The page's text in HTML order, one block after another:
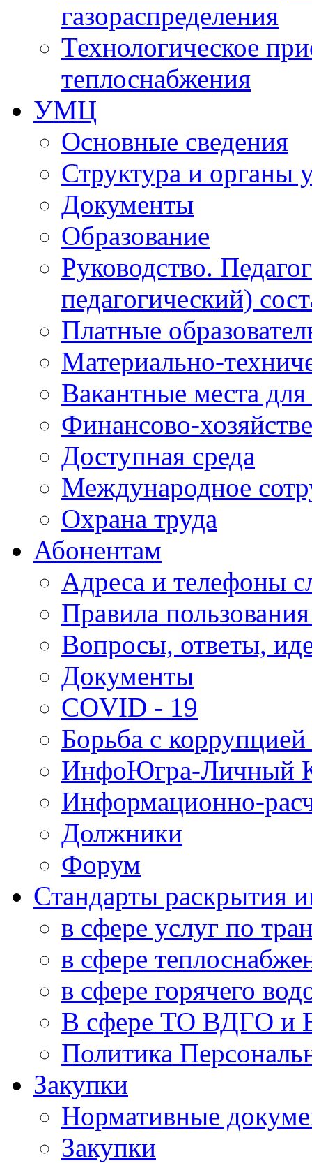
газораспределения
Технологическое
теплоснабжения
УМЦ
Основные сведения
Структура и органы
Документы
Образование
Руководство.
педагогический)
Платные
Материально-
Вакантные места
Финансово-
Доступная среда
Международное
Охрана труда
Абонентам
Адреса и телефоны
Правила
Вопросы, ответы,
Документы
COVID - 19
Борьба с
ИнфоЮгра-Личный
Информационно-
Должники
Форум
Стандарты раскрытия
в сфере услуг по
в сфере
в сфере горячего
В сфере ТО ВДГО и
Политика
Закупки
Нормативные
Закупки